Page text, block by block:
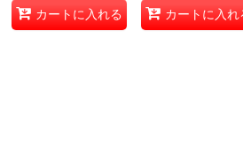
カートに入れる カートに入れ